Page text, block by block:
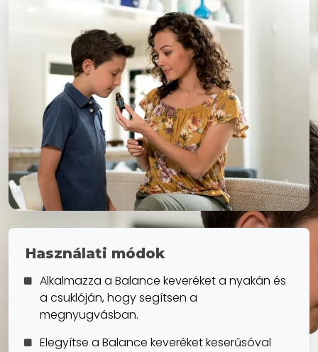
Használati módok
Alkalmazza a Balance keveréket a nyakán és
a csuklóján, hogy segítsen a
megnyugvásban.
Elegyítse a Balance keveréket keserűsóval